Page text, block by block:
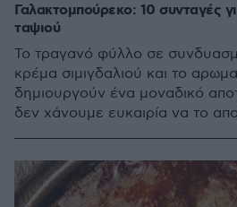
Γαλακτομπούρεκο: 10 συνταγές
ταψιού
Το τραγανό φύλλο σε
κρέμα σιμιγδαλιού και το
δημιουργούν ένα μοναδικό
δεν χάνουμε ευκαιρία να το